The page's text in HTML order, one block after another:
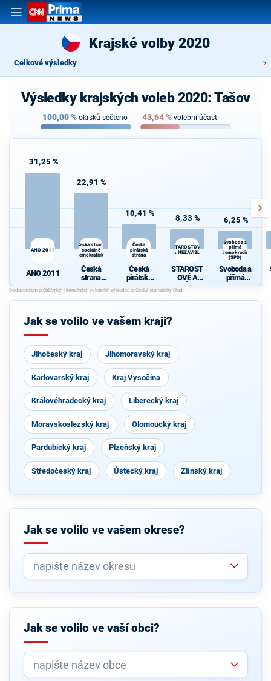
Krajské volby 2020
Celkové výsledky
Výsledky krajských voleb 2020: Tašov
100,00% okrsků sečteno 43,64% volební účast
31,25 %
ANO 2011
ANO 2011
22,91 %
Česká strana
sociálně
demokratická
Česká
strana
sociálně
demokrati
cká
10,41 %
Česká
pirátská
strana
Česká
pirátská
strana
8,33 %
STAROSTOVÉ
A NEZÁVISLÍ
STAROST
OVÉ A
NEZÁVISL
6,25 %
Svoboda a
přímá
demokracie
(SPD)
Svoboda a
přímá
demokraci
Jak se volilo ve vašem kraji?
Jihočeský kraj Jihomoravský kraj
Karlovarský kraj Kraj Vysočina
Královéhradecký kraj Liberecký kraj
Moravskoslezský kraj Olomoucký kraj
Pardubický kraj Plzeňský kraj
Středočeský kraj Ústecký kraj Zlínský kraj
Jak se volilo ve vašem okrese?
Jak se volilo ve vaší obci?